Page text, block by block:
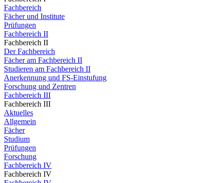
Fachbereich
Fächer und Institute
Prüfungen
Fachbereich II
Fachbereich II
Der Fachbereich
Fächer am Fachbereich II
Studieren am Fachbereich II
Anerkennung und FS-Einstufung
Forschung und Zentren
Fachbereich III
Fachbereich III
Aktuelles
Allgemein
Fächer
Studium
Prüfungen
Forschung
Fachbereich IV
Fachbereich IV